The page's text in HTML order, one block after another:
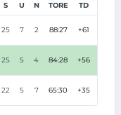
S U N TORE TD
25 7 2 88:27 +61
25 5 4 84:28 +56
22 5 7 65:30 +35